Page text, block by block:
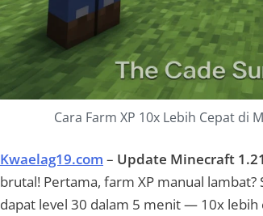
Cara Farm XP 10x Lebih Cepat di
Kwaelag19.com – Update Minecraft 1.21
brutal! Pertama, farm XP manual
dapat level 30 dalam 5 menit — 10x